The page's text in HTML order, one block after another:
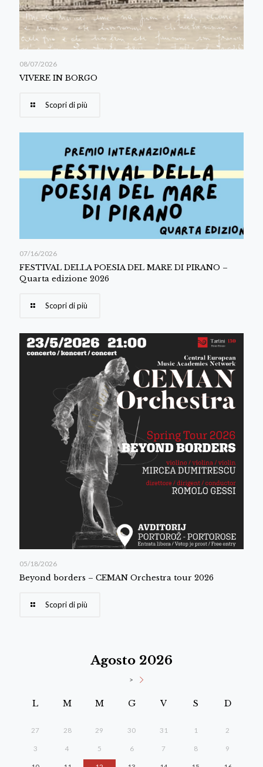
08/07/2026
VIVERE IN BORGO
Scopri di più
07/16/2026
FESTIVAL DELLA POESIA DEL MARE DI PIRANO –
Quarta edizione 2026
Scopri di più
05/18/2026
Beyond borders – CEMAN Orchestra tour 2026
Scopri di più
Agosto 2026
>
L M M G V S D
27 28 29 30 31 1 2
3 4 5 6 7 8 9